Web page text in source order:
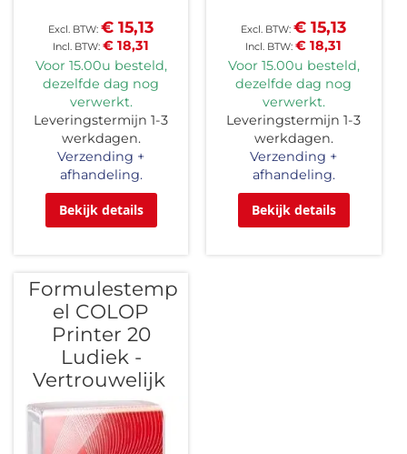
€ 18,31
€ 15,13
Voor 15.00u besteld,
dezelfde dag nog
verwerkt.
Leveringstermijn 1-3
werkdagen.
Verzending +
afhandeling.
Bekijk details
€ 18,31
€ 15,13
Voor 15.00u besteld,
dezelfde dag nog
verwerkt.
Leveringstermijn 1-3
werkdagen.
Verzending +
afhandeling.
Bekijk details
Formulestemp
el COLOP
Printer 20
Ludiek -
Vertrouwelijk